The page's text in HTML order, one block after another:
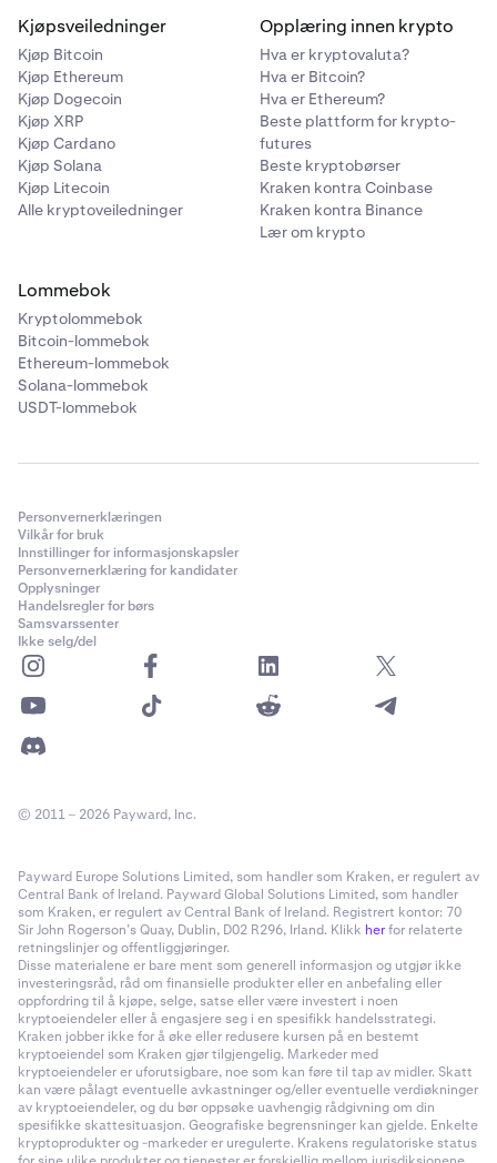
Kjøpsveiledninger
Kjøp Bitcoin
Kjøp Ethereum
Kjøp Dogecoin
Kjøp XRP
Kjøp Cardano
Kjøp Solana
Kjøp Litecoin
Alle kryptoveiledninger
Opplæring innen krypto
Hva er kryptovaluta?
Hva er Bitcoin?
Hva er Ethereum?
Beste plattform for krypto-
futures
Beste kryptobørser
Kraken kontra Coinbase
Kraken kontra Binance
Lær om krypto
Lommebok
Kryptolommebok
Bitcoin-lommebok
Ethereum-lommebok
Solana-lommebok
USDT-lommebok
Personvernerklæringen
Vilkår for bruk
Innstillinger for informasjonskapsler
Personvernerklæring for kandidater
Opplysninger
Handelsregler for børs
Samsvarssenter
Ikke selg/del
© 2011 – 2026 Payward, Inc.
Payward Europe Solutions Limited, som handler som Kraken, er regulert av
Central Bank of Ireland. Payward Global Solutions Limited, som handler
som Kraken, er regulert av Central Bank of Ireland. Registrert kontor: 70
Sir John Rogerson’s Quay, Dublin, D02 R296, Irland. Klikk herfor relaterte
retningslinjer og offentliggjøringer.
Disse materialene er bare ment som generell informasjon og utgjør ikke
investeringsråd, råd om finansielle produkter eller en anbefaling eller
oppfordring til å kjøpe, selge, satse eller være investert i noen
kryptoeiendeler eller å engasjere seg i en spesifikk handelsstrategi.
Kraken jobber ikke for å øke eller redusere kursen på en bestemt
kryptoeiendel som Kraken gjør tilgjengelig. Markeder med
kryptoeiendeler er uforutsigbare, noe som kan føre til tap av midler. Skatt
kan være pålagt eventuelle avkastninger og/eller eventuelle verdiøkninger
av kryptoeiendeler, og du bør oppsøke uavhengig rådgivning om din
spesifikke skattesituasjon. Geografiske begrensninger kan gjelde. Enkelte
kryptoprodukter og -markeder er uregulerte. Krakens regulatoriske status